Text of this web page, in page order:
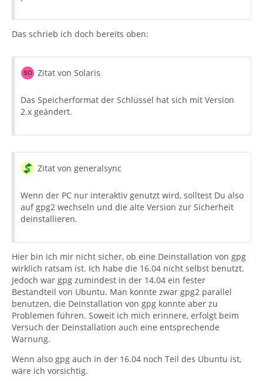
Das schrieb ich doch bereits oben:
Zitat von Solaris
Das Speicherformat der Schlüssel hat sich mit Version
2.x geändert.
Zitat von generalsync
Wenn der PC nur interaktiv genutzt wird, solltest Du also
auf gpg2 wechseln und die alte Version zur Sicherheit
deinstallieren.
Hier bin ich mir nicht sicher, ob eine Deinstallation von gpg
wirklich ratsam ist. Ich habe die 16.04 nicht selbst benutzt.
Jedoch war gpg zumindest in der 14.04 ein fester
Bestandteil von Ubuntu. Man konnte zwar gpg2 parallel
benutzen, die Deinstallation von gpg konnte aber zu
Problemen führen. Soweit ich mich erinnere, erfolgt beim
Versuch der Deinstallation auch eine entsprechende
Warnung.
Wenn also gpg auch in der 16.04 noch Teil des Ubuntu ist,
wäre ich vorsichtig.